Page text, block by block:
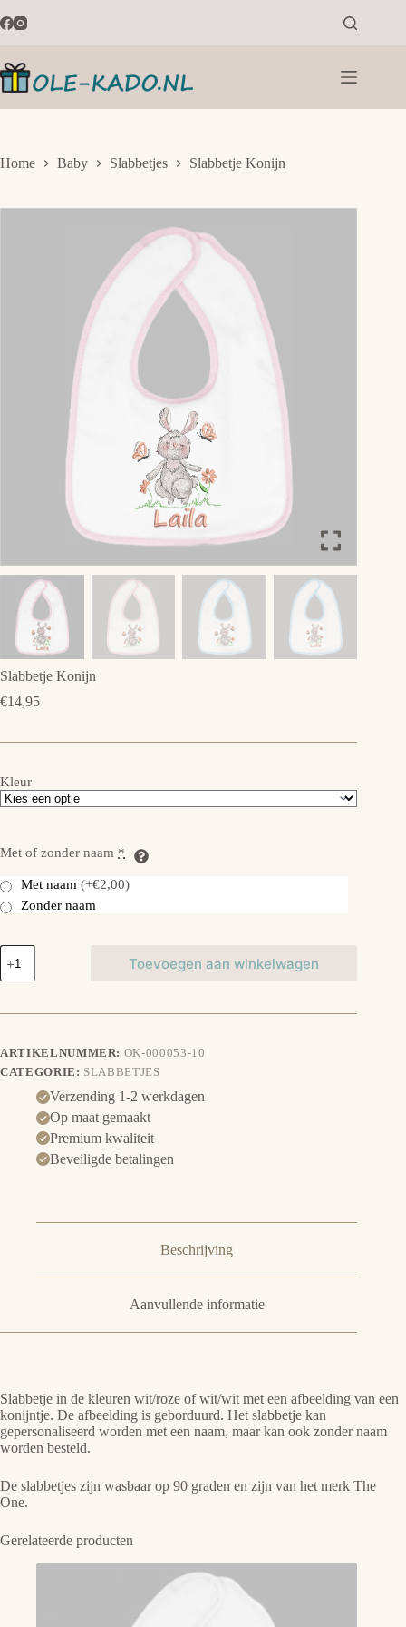
naar
Home Baby Slabbetjes Slabbetje Konijn
Slabbetje Konijn
€14,95
Kleur
Met of zonder naam *
Met naam (+€2,00)
Zonder naam
Slabbetje
Konijn
aantal
Toevoegen aan winkelwagen
ARTIKELNUMMER: OK-000053-10
CATEGORIE: SLABBETJES
Verzending 1-2 werkdagen
Op maat gemaakt
Premium kwaliteit
Beveiligde betalingen
Beschrijving
Aanvullende informatie
Slabbetje in de kleuren wit/roze of wit/wit met een afbeelding van een
konijntje. De afbeelding is geborduurd. Het slabbetje kan
gepersonaliseerd worden met een naam, maar kan ook zonder naam
worden besteld.
De slabbetjes zijn wasbaar op 90 graden en zijn van het merk The
One.
Gerelateerde producten